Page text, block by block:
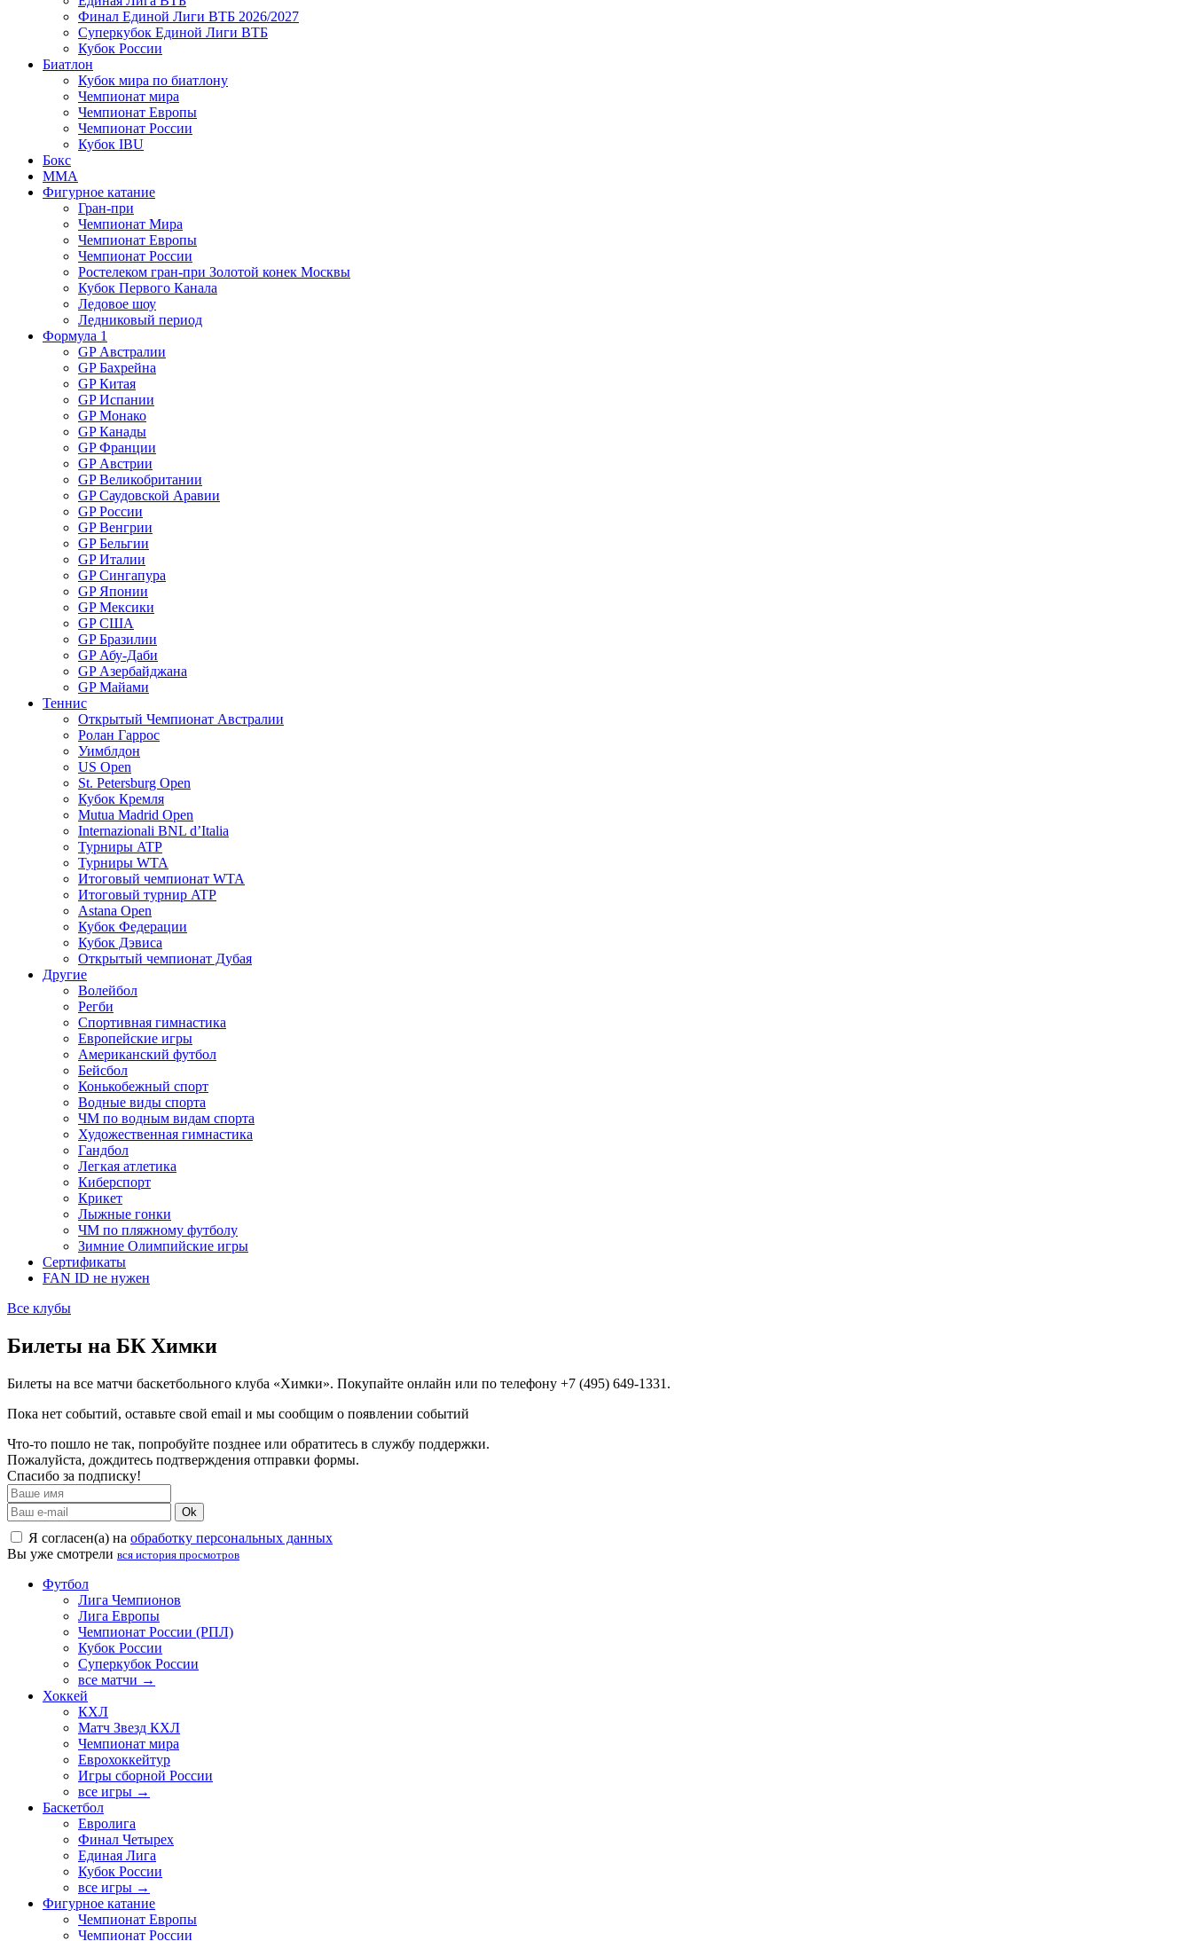
Финал Единой Лиги ВТБ 2026/2027
Суперкубок Единой Лиги ВТБ
Кубок России
Биатлон
Кубок мира по биатлону
Чемпионат мира
Чемпионат Европы
Чемпионат России
Кубок IBU
Бокс
MMA
Фигурное катание
Гран-при
Чемпионат Мира
Чемпионат Европы
Чемпионат России
Ростелеком гран-при Золотой конек Москвы
Кубок Первого Канала
Ледовое шоу
Ледниковый период
Формула 1
GP Австралии
GP Бахрейна
GP Китая
GP Испании
GP Монако
GP Канады
GP Франции
GP Австрии
GP Великобритании
GP Саудовской Аравии
GP России
GP Венгрии
GP Бельгии
GP Италии
GP Сингапура
GP Японии
GP Мексики
GP США
GP Бразилии
GP Абу-Даби
GP Азербайджана
GP Майами
Теннис
Открытый Чемпионат Австралии
Ролан Гаррос
Уимблдон
US Open
St. Petersburg Open
Кубок Кремля
Mutua Madrid Open
Internazionali BNL d’Italia
Турниры ATP
Турниры WTA
Итоговый чемпионат WTA
Итоговый турнир ATP
Astana Open
Кубок Федерации
Кубок Дэвиса
Открытый чемпионат Дубая
Другие
Волейбол
Регби
Спортивная гимнастика
Европейские игры
Американский футбол
Бейсбол
Конькобежный спорт
Водные виды спорта
ЧМ по водным видам спорта
Художественная гимнастика
Гандбол
Легкая атлетика
Киберспорт
Крикет
Лыжные гонки
ЧМ по пляжному футболу
Зимние Олимпийские игры
Сертификаты
FAN ID не нужен
Все клубы
Билеты на БК Химки
Билеты на все матчи баскетбольного клуба «Химки». Покупайте онлайн или по телефону +7 (495) 649-1331.
Пока нет событий, оставьте свой email и мы сообщим о появлении событий
Что-то пошло не так, попробуйте позднее или обратитесь в службу поддержки.
Пожалуйста, дождитесь подтверждения отправки формы.
Спасибо за подписку!
Ok
Я согласен(а) на обработку персональных данных
Вы уже смотрели вся история просмотров
Футбол
Лига Чемпионов
Лига Европы
Чемпионат России (РПЛ)
Кубок России
Суперкубок России
все матчи →
Хоккей
КХЛ
Матч Звезд КХЛ
Чемпионат мира
Еврохоккейтур
Игры сборной России
все игры →
Баскетбол
Евролига
Финал Четырех
Единая Лига
Кубок России
все игры →
Фигурное катание
Чемпионат Европы
Чемпионат России